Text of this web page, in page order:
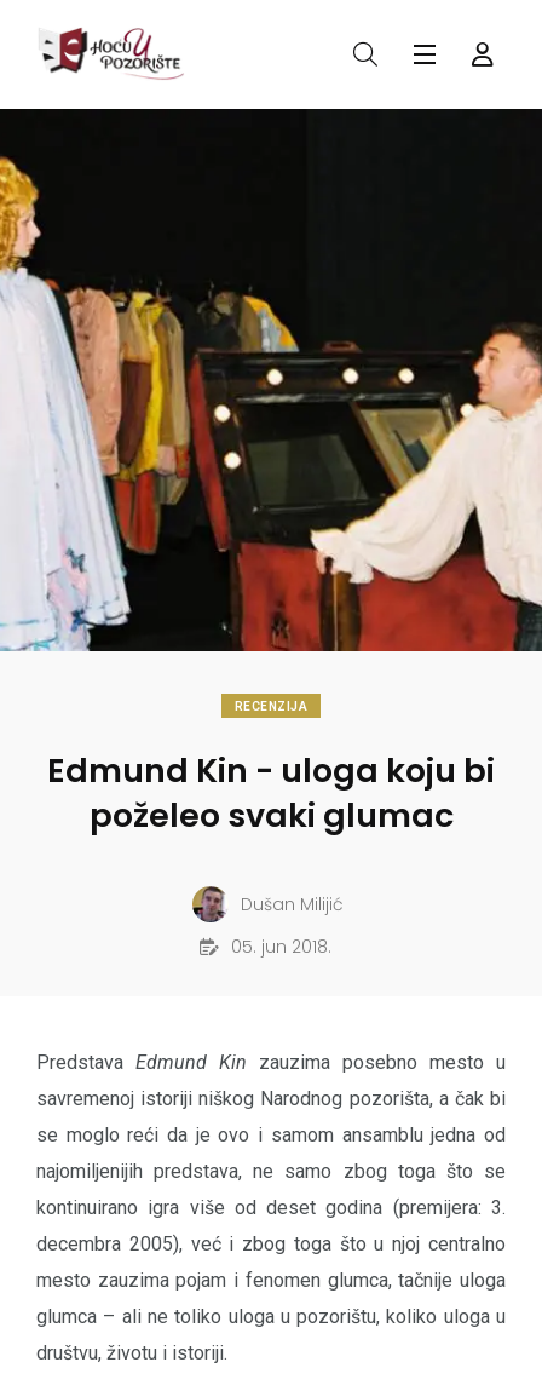
RECENZIJA
Edmund Kin - uloga koju bi
poželeo svaki glumac
Dušan Milijić
05. jun 2018.
Predstava Edmund Kin zauzima posebno mesto u
savremenoj istoriji niškog Narodnog pozorišta, a čak bi
se moglo reći da je ovo i samom ansamblu jedna od
najomiljenijih predstava, ne samo zbog toga što se
kontinuirano igra više od deset godina (premijera: 3.
decembra 2005), već i zbog toga što u njoj centralno
mesto zauzima pojam i fenomen glumca, tačnije uloga
glumca – ali ne toliko uloga u pozorištu, koliko uloga u
društvu, životu i istoriji.